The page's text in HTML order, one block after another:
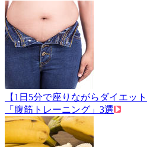
【1日5分で座りながらダイエッ
「腹筋トレーニング」3選